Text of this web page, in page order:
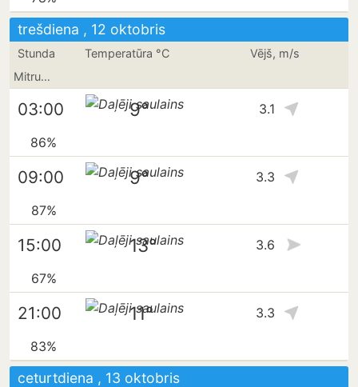
trešdiena , 12 oktobris
Stunda Temperatūra °C
Vējš, m/s
Mitrums
03:00 9° 3.1
86%
09:00 9° 3.3
87%
15:00 13° 3.6
67%
21:00 11° 3.3
83%
ceturtdiena , 13 oktobris